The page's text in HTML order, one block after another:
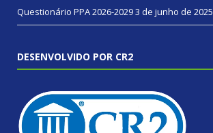
Questionário PPA 2026-20293 de junho de 2025
DESENVOLVIDO POR CR2